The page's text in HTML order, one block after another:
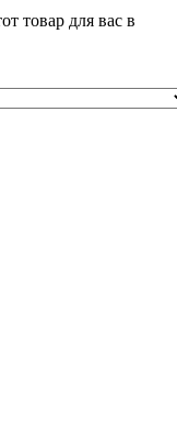
товар для вас в